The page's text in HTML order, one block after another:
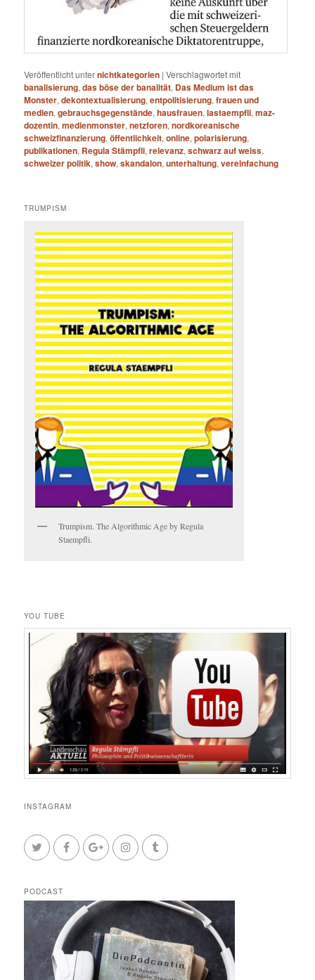
Veröffentlicht unternichtkategorien |Verschlagwortet mit
banalisierung,das böse der banalität, Das Medium ist das
Monster,dekontextualisierung,entpolitisierung,frauen und
medien,gebrauchsgegenstände,hausfrauen,lastaempfli,maz-
dozentin,medienmonster,netzforen,nordkoreanische
schweizfinanzierung,öffentlichkeit,online,polarisierung,
publikationen, Regula Stämpfli,relevanz,schwarz auf weiss,
schweizer politik,show,skandalon,unterhaltung,vereinfachung
TRUMPISM
Trumpism. The Algorithmic Age by Regula
Staempfli.
YOU TUBE
INSTAGRAM
PODCAST